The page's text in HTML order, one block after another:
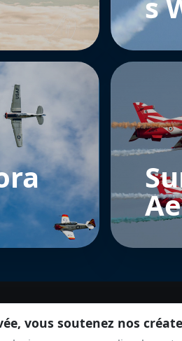
vous soutenez nos